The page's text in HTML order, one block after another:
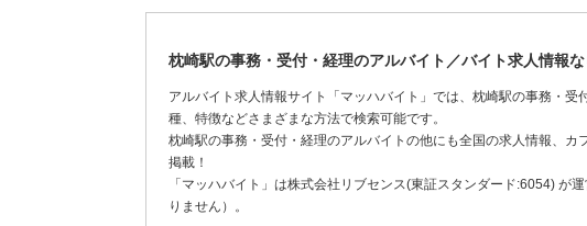
枕崎駅の事務・受付・経理のアルバイト／バイト求人情報
アルバイト求人情報サイト「マッハバイト」では、枕崎駅の事務・
種、特徴などさまざまな方法で検索可能です。
枕崎駅の事務・受付・経理のアルバイトの他にも全国の求人情報、
掲載！
「マッハバイト」は株式会社リブセンス(東証スタンダード:6054) が
りません）。